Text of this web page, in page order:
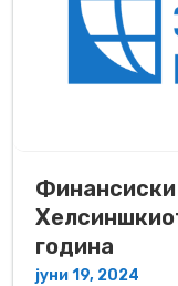
Финансиски
година
јуни 19, 2024